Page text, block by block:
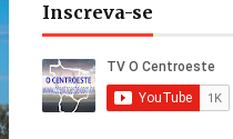
Inscreva-se